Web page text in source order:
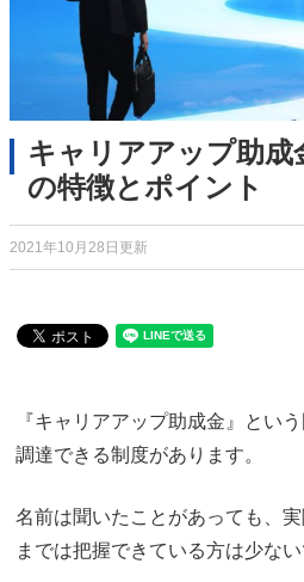
キャリアアップ助成
の特徴とポイント
2021年10月28日更新
『キャリアアップ助成金』とい
調達できる制度があります。
名前は聞いたことがあっても、
までは把握できている方は少ない